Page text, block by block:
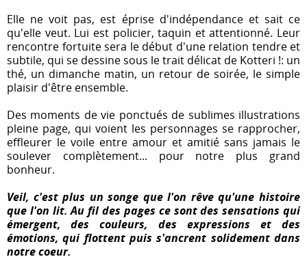
Elle ne voit pas, est éprise d'indépendance et sait ce
qu'elle veut. Lui est policier, taquin et attentionné. Leur
rencontre fortuite sera le début d'une relation tendre et
subtile, qui se dessine sous le trait délicat de Kotteri !: un
thé, un dimanche matin, un retour de soirée, le simple
plaisir d'être ensemble.
Des moments de vie ponctués de sublimes illustrations
pleine page, qui voient les personnages se rapprocher,
effleurer le voile entre amour et amitié sans jamais le
soulever complètement... pour notre plus grand
bonheur.
Veil, c'est plus un songe que l'on rêve qu'une histoire
que l'on lit. Au fil des pages ce sont des sensations qui
émergent, des couleurs, des expressions et des
émotions, qui flottent puis s'ancrent solidement dans
notre coeur.